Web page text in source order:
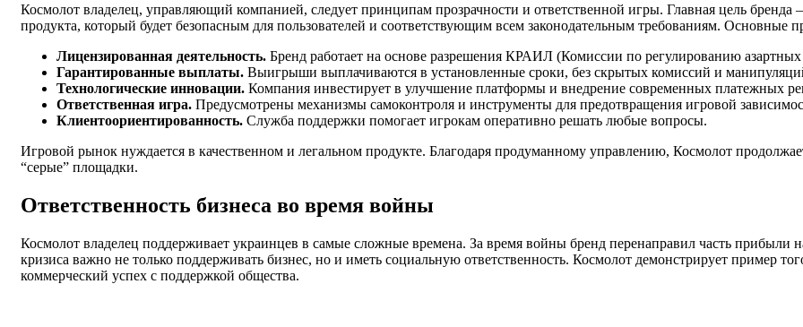
Космолот владелец, управляющий компанией, следует принципам прозрачности и ответственной игры. Главная цель бренда –
продукта, который будет безопасным для пользователей и соответствующим всем законодательным требованиям. Основные
Лицензированная деятельность. Бренд работает на основе разрешения КРАИЛ (Комиссии по регулированию
Гарантированные выплаты. Выигрыши выплачиваются в установленные сроки, без скрытых комиссий и
Технологические инновации. Компания инвестирует в улучшение платформы и внедрение современных платежных
Ответственная игра. Предусмотрены механизмы самоконтроля и инструменты для предотвращения игровой
Клиентоориентированность. Служба поддержки помогает игрокам оперативно решать любые вопросы.
Игровой рынок нуждается в качественном и легальном продукте. Благодаря продуманному управлению, Космолот
“серые” площадки.
Ответственность бизнеса во время войны
Космолот владелец поддерживает украинцев в самые сложные времена. За время войны бренд перенаправил часть прибыли
кризиса важно не только поддерживать бизнес, но и иметь социальную ответственность. Космолот демонстрирует пример
коммерческий успех с поддержкой общества.